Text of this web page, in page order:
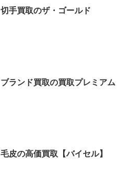
切手買取のザ・ゴールド
ブランド買取の買取プレミアム
毛皮の高価買取【バイセル】